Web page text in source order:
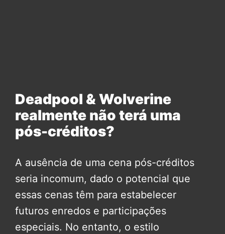
Deadpool & Wolverine
realmente não terá uma
pós-créditos?
A ausência de uma cena pós-créditos
seria incomum, dado o potencial que
essas cenas têm para estabelecer
futuros enredos e participações
especiais. No entanto, o estilo